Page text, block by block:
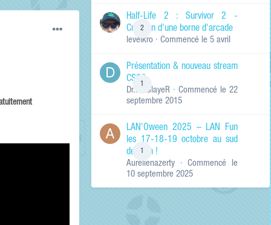
RECHERCHER LES
Titres et corps
Titres des
uniquement
2
Half-Life 2 : Survivor 2 -
Création d'une borne d'arcade
levelkro · Commencé le 5 avril
1
Présentation & nouveau stream
CSGO
Dr.KinSlayeR · Commencé le 22
septembre 2015
1
LAN'Oween 2025 – LAN Fun
les 17-18-19 octobre au sud
de Lyon !
Aurelienazerty · Commencé le
10 septembre 2025